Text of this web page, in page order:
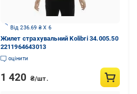
Від 236.69 ₴ X 6
Жилет страхувальний Kolibri 34.005.50
2211964643013
оцінити
1 420 ₴/шт.